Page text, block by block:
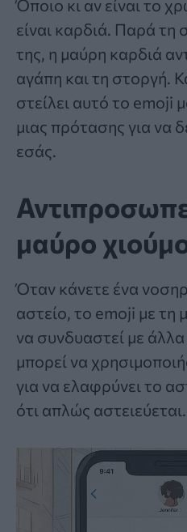
Όποιο κι αν είναι το
είναι καρδιά. Παρά
της, η μαύρη καρδιά
αγάπη και τη στοργή.
στείλει αυτό το emoji
μιας πρότασης για να
εσάς.
μαύρο
Όταν κάνετε ένα
αστείο, το emoji με τη
να συνδυαστεί με
μπορεί να
για να ελαφρύνει το
ότι απλώς αστειεύεται.